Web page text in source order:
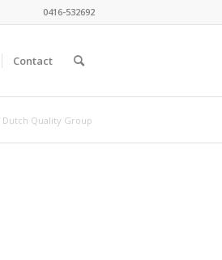
0416-532692
Contact
Dutch Quality Group